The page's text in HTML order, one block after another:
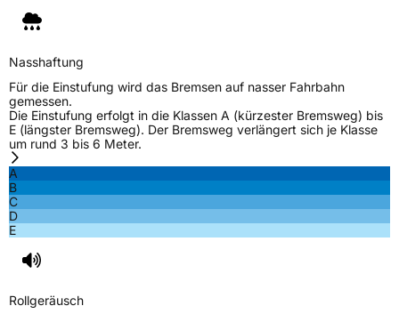
Nasshaftung
Für die Einstufung wird das Bremsen auf nasser Fahrbahn
gemessen.
Die Einstufung erfolgt in die Klassen A (kürzester Bremsweg) bis
E (längster Bremsweg). Der Bremsweg verlängert sich je Klasse
um rund 3 bis 6 Meter.
A
B
C
D
E
Rollgeräusch